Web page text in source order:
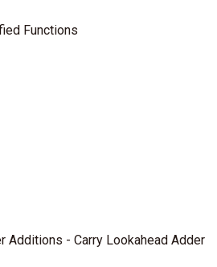
Functions
Additions - Carry Lookahead Adder